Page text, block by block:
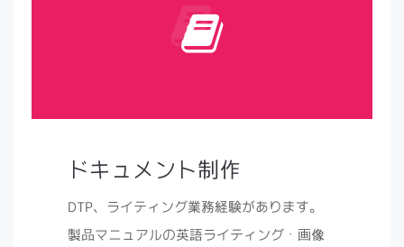
ドキュメント制作
DTP、ライティング業務経験があります。
製品マニュアルの英語ライティング・画像